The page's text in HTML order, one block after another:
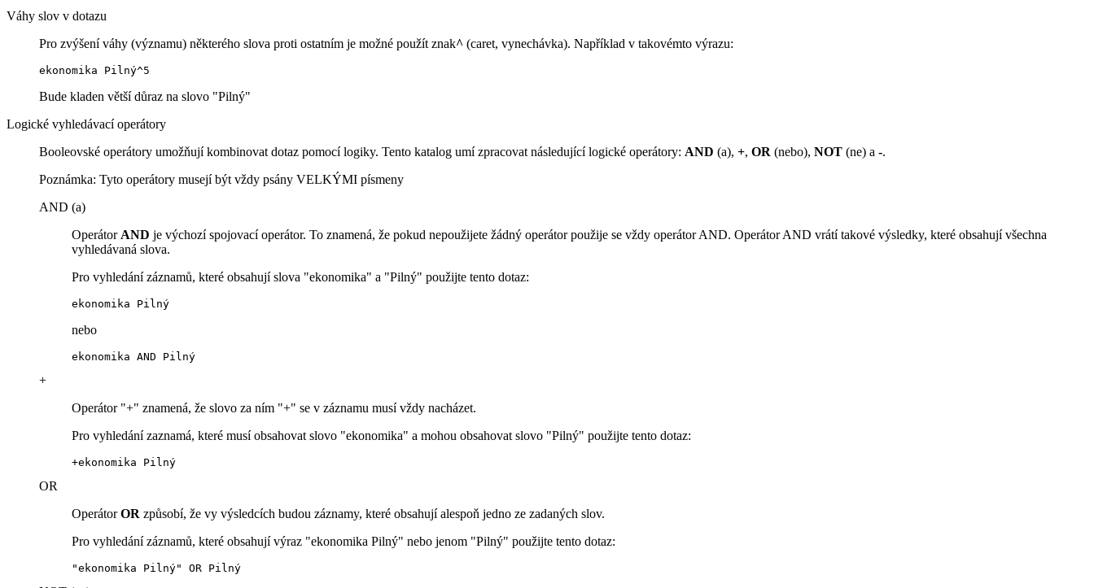
Váhy slov v dotazu
Pro zvýšení váhy (významu) některého slova proti ostatním je možné použít znak^ (caret, vynechávka). Například v takovémto výrazu:
ekonomika Pilný^5
Bude kladen větší důraz na slovo "Pilný"
Logické vyhledávací operátory
Booleovské operátory umožňují kombinovat dotaz pomocí logiky. Tento katalog umí zpracovat následující logické operátory: AND (a), +, OR (nebo), NOT (ne) a -.
Poznámka: Tyto operátory musejí být vždy psány VELKÝMI písmeny
AND (a)
Operátor AND je výchozí spojovací operátor. To znamená, že pokud nepoužijete žádný operátor použije se vždy operátor AND. Operátor AND vrátí takové výsledky, které obsahují všechna
vyhledávaná slova.
Pro vyhledání záznamů, které obsahují slova "ekonomika" a "Pilný" použijte tento dotaz:
ekonomika Pilný
nebo
ekonomika AND Pilný
+
Operátor "+" znamená, že slovo za ním "+" se v záznamu musí vždy nacházet.
Pro vyhledání zaznamá, které musí obsahovat slovo "ekonomika" a mohou obsahovat slovo "Pilný" použijte tento dotaz:
+ekonomika Pilný
OR
OperátorOR způsobí, že vy výsledcích budou záznamy, které obsahují alespoň jedno ze zadaných slov.
Pro vyhledání záznamů, které obsahují výraz "ekonomika Pilný" nebo jenom "Pilný" použijte tento dotaz:
"ekonomika Pilný" OR Pilný